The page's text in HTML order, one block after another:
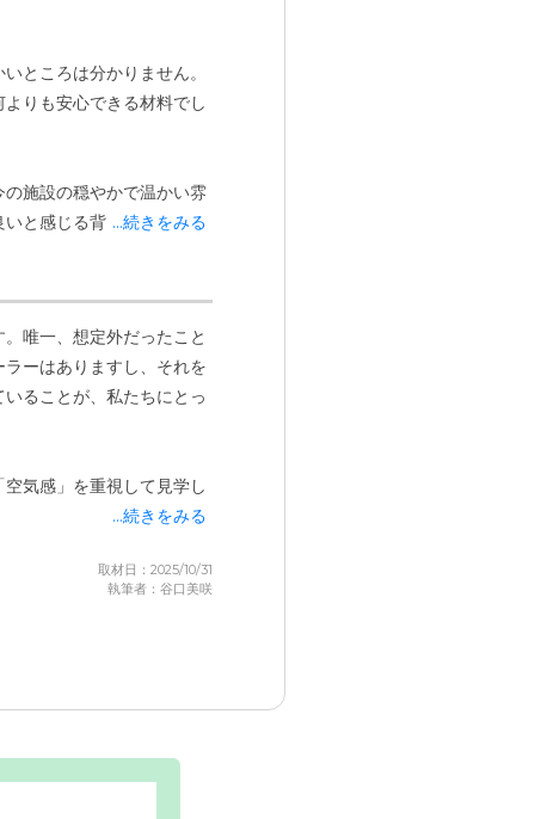
ところは分かりません。
りも安心できる材料でし
施設の穏やかで温かい雰
と感じる背景には、「心
ないか、という私の推測
「心のゆとり」が重要だ
となりました。食事につ
しく、
施設内に厨房があ
あり、私たち家族の安心
...続きをみる
唯一、想定外だったこと
ーはありますし、それを
ることが、私たちにとっ
気感」を重視して見学し
...続きをみる
取材日：2025/10/31
執筆者：谷口美咲